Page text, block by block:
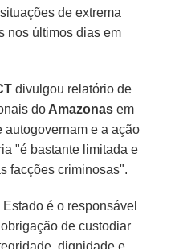
de extrema
nos últimos dias em
divulgou relatório de
do Amazonas em
autogovernam e a ação
"é bastante limitada e
facções criminosas".
é o responsável
de custodiar
dignidade e